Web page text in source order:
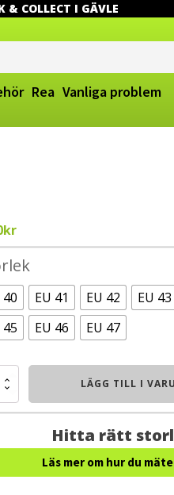
& COLLECT I GÄVLE
Rea Vanliga problem
kr
40 EU 41 EU 42 EU 43
45
EU 46 EU 47
LÄGG TILL I
Hitta rätt
Läs mer om hur du